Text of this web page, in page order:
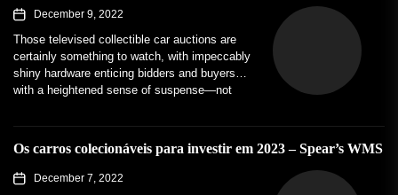
December 9, 2022
Those televised collectible car auctions are
certainly something to watch, with impeccably
shiny hardware enticing bidders and buyers
with a heightened sense of suspense—not
Os carros colecionáveis para investir em 2023 – Spear’s WMS
December 7, 2022